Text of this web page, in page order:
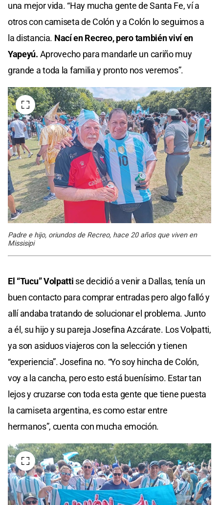
una mejor vida. “Hay mucha gente de Santa Fe, ví a
otros con camiseta de Colón y a Colón lo seguimos a
la distancia. Nací en Recreo, pero también viví en
Yapeyú. Aprovecho para mandarle un cariño muy
grande a toda la familia y pronto nos veremos”.
Padre e hijo, oriundos de Recreo, hace 20 años que viven en
Missisipi
El “Tucu” Volpatti se decidió a venir a Dallas, tenía un
buen contacto para comprar entradas pero algo falló y
allí andaba tratando de solucionar el problema. Junto
a él, su hijo y su pareja Josefina Azcárate. Los Volpatti,
ya son asiduos viajeros con la selección y tienen
“experiencia”. Josefina no. “Yo soy hincha de Colón,
voy a la cancha, pero esto está buenísimo. Estar tan
lejos y cruzarse con toda esta gente que tiene puesta
la camiseta argentina, es como estar entre
hermanos”, cuenta con mucha emoción.